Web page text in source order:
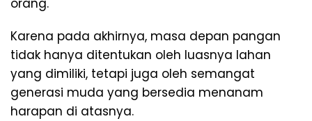
orang.
Karena pada akhirnya, masa depan pangan
tidak hanya ditentukan oleh luasnya lahan
yang dimiliki, tetapi juga oleh semangat
generasi muda yang bersedia menanam
harapan di atasnya.